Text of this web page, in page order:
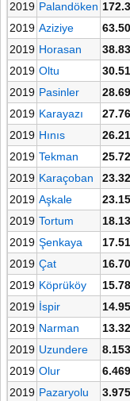
2019 Palandöken
2019 Aziziye
2019 Horasan
2019 Oltu
2019 Pasinler
2019 Karayazı
2019 Hınıs
2019 Tekman
2019 Karaçoban
2019 Aşkale
2019 Tortum
2019 Şenkaya
2019 Çat
2019 Köprüköy
2019 İspir
2019 Narman
2019 Uzundere 8.153
2019 Olur 6.469
2019 Pazaryolu 3.975